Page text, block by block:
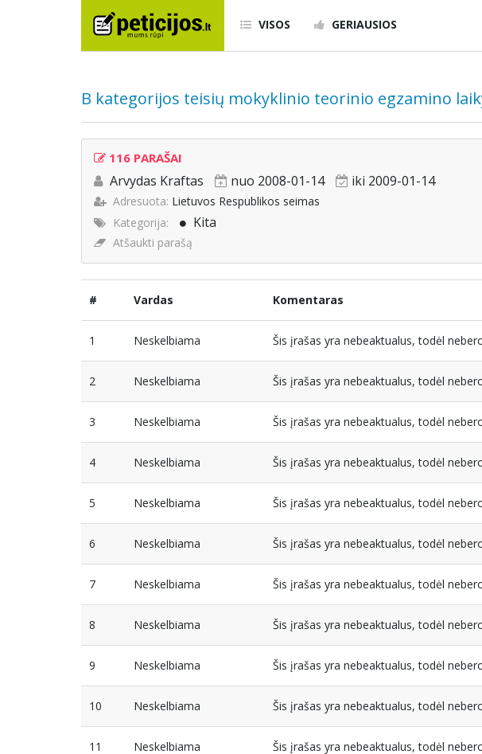
VISOS GERIAUSIOS
B kategorijos teisių mokyklinio teorinio egzamino
116 PARAŠAI
Arvydas Kraftas nuo 2008-01-14 iki 2009-01-14
Adresuota: Lietuvos Respublikos seimas
Kategorija:
Kita
Atšaukti parašą
# Vardas Komentaras
1 Neskelbiama Šis įrašas yra nebeaktualus, todėl
2 Neskelbiama Šis įrašas yra nebeaktualus, todėl
3 Neskelbiama Šis įrašas yra nebeaktualus, todėl
4 Neskelbiama Šis įrašas yra nebeaktualus, todėl
5 Neskelbiama Šis įrašas yra nebeaktualus, todėl
6 Neskelbiama Šis įrašas yra nebeaktualus, todėl
7 Neskelbiama Šis įrašas yra nebeaktualus, todėl
8 Neskelbiama Šis įrašas yra nebeaktualus, todėl
9 Neskelbiama Šis įrašas yra nebeaktualus, todėl
10 Neskelbiama Šis įrašas yra nebeaktualus, todėl
11 Neskelbiama Šis įrašas yra nebeaktualus, todėl